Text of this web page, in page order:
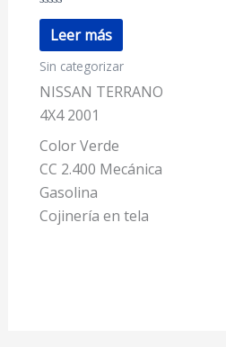
Valorado
con
de
5
Leer más
Sin categorizar
NISSAN TERRANO
4X4 2001
Color Verde
CC 2.400 Mecánica
Gasolina
Cojinería en tela